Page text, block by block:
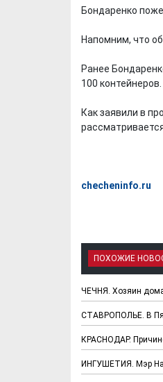
Бондаренко
Напомним, что
Ранее
100 контейнеров.
Как заявили в
checheninfo.ru
ПОХОЖИЕ
ЧЕЧНЯ. Хозяин
СТАВРОПОЛЬЕ. В
КРАСНОДАР.
ИНГУШЕТИЯ. Мэр